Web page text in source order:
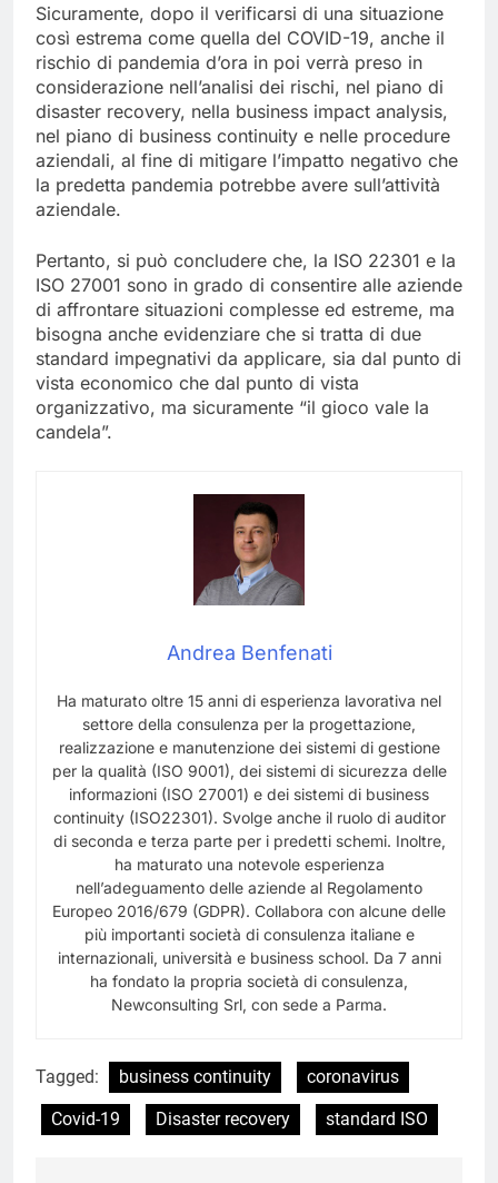
Sicuramente, dopo il verificarsi di una situazione
così estrema come quella del COVID-19, anche il
rischio di pandemia d’ora in poi verrà preso in
considerazione nell’analisi dei rischi, nel piano di
disaster recovery, nella business impact analysis,
nel piano di business continuity e nelle procedure
aziendali, al fine di mitigare l’impatto negativo che
la predetta pandemia potrebbe avere sull’attività
aziendale.
Pertanto, si può concludere che, la ISO 22301 e la
ISO 27001 sono in grado di consentire alle aziende
di affrontare situazioni complesse ed estreme, ma
bisogna anche evidenziare che si tratta di due
standard impegnativi da applicare, sia dal punto di
vista economico che dal punto di vista
organizzativo, ma sicuramente “il gioco vale la
candela”.
Andrea Benfenati
Ha maturato oltre 15 anni di esperienza lavorativa nel
settore della consulenza per la progettazione,
realizzazione e manutenzione dei sistemi di gestione
per la qualità (ISO 9001), dei sistemi di sicurezza delle
informazioni (ISO 27001) e dei sistemi di business
continuity (ISO22301). Svolge anche il ruolo di auditor
di seconda e terza parte per i predetti schemi. Inoltre,
ha maturato una notevole esperienza
nell’adeguamento delle aziende al Regolamento
Europeo 2016/679 (GDPR). Collabora con alcune delle
più importanti società di consulenza italiane e
internazionali, università e business school. Da 7 anni
ha fondato la propria società di consulenza,
Newconsulting Srl, con sede a Parma.
Tagged: business continuity
coronavirus
Covid-19
Disaster recovery standard ISO